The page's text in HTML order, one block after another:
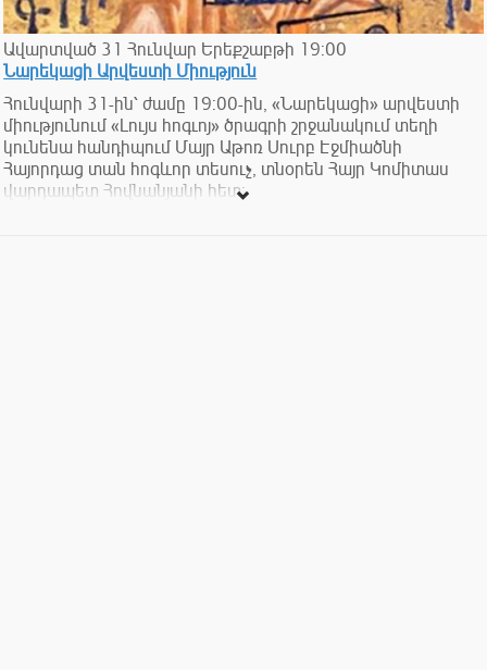
Ավարտված 31 Հունվար Երեքշաբթի 19:00
Նարեկացի Արվեստի Միություն
Հունվարի 31-ին՝ ժամը 19:00-ին, «Նարեկացի» արվեստի
միությունում «Լույս հոգւոյ» ծրագրի շրջանակում տեղի
կունենա հանդիպում Մայր Աթոռ Սուրբ Էջմիածնի
Հայորդաց տան հոգևոր տեսուչ, տնօրեն Հայր Կոմիտաս
վարդապետ Հովնանյանի հետ: